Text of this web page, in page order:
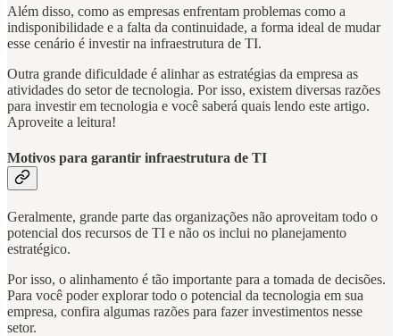
Além disso, como as empresas enfrentam problemas como a
indisponibilidade e a falta da continuidade, a forma ideal de mudar
esse cenário é investir na infraestrutura de TI.
Outra grande dificuldade é alinhar as estratégias da empresa as
atividades do setor de tecnologia. Por isso, existem diversas razões
para investir em tecnologia e você saberá quais lendo este artigo.
Aproveite a leitura!
Motivos para garantir infraestrutura de TI
Geralmente, grande parte das organizações não aproveitam todo o
potencial dos recursos de TI e não os inclui no planejamento
estratégico.
Por isso, o alinhamento é tão importante para a tomada de decisões.
Para você poder explorar todo o potencial da tecnologia em sua
empresa, confira algumas razões para fazer investimentos nesse
setor.